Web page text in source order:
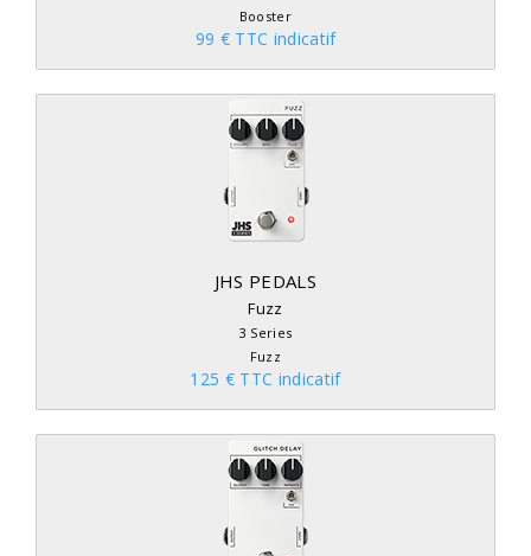
Booster
99 € TTC indicatif
JHS PEDALS
Fuzz
3 Series
Fuzz
125 € TTC indicatif